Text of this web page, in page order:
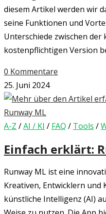
diesem Artikel werden wir
seine Funktionen und
Unterschiede zwischen
kostenpflichtigen Version
0 Kommentare
25. Juni 2024
A-Z /AI / KI / FAQ / Tools /
Einfach erklärt:
Runway ML ist eine
Kreativen, Entwicklern und
künstliche Intelligenz (AI)